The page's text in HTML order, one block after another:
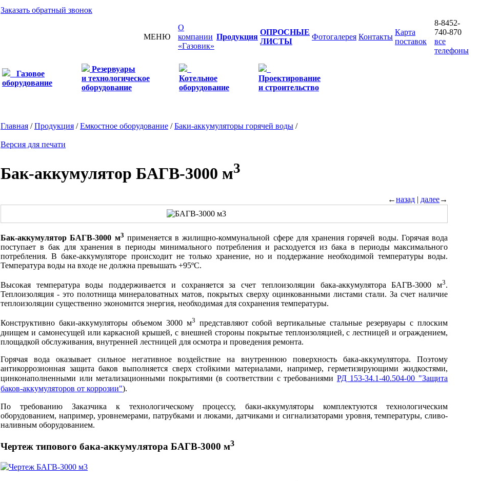
Заказать обратный звонок
МЕНЮ
О
компании
«Газовик»
Продукция
ОПРОСНЫЕ
ЛИСТЫ
Фотогалерея Контакты
Карта
поставок
8-8452-
740-870
все
телефоны
Газовое
оборудование
Резервуары
и технологическое
оборудование
Котельное
оборудование
Проектирование
и строительство
Главная /Продукция /Емкостное оборудование /Баки-аккумуляторы горячей воды /
Версия для печати
Бак-аккумулятор БАГВ-3000 м3
←назад | далее→
Бак-аккумулятор БАГВ-3000 м3 применяется в жилищно-коммунальной сфере для хранения горячей воды. Горячая вода
поступает в бак для хранения в периоды минимального потребления и расходуется из бака в периоды максимального
потребления. В баке-аккумуляторе происходит не только хранение, но и поддержание необходимой температуры воды.
Температура воды на входе не должна превышать +95ºС.
Высокая температура воды поддерживается и сохраняется за счет теплоизоляции бака-аккумулятора БАГВ-3000 м3.
Теплоизоляция - это полотнища минераловатных матов, покрытых сверху оцинкованными листами стали. За счет наличие
теплоизоляции существенно экономится энергия, необходимая для сохранения температуры.
Конструктивно баки-аккумуляторы объемом 3000 м3 представляют собой вертикальные стальные резервуары с плоским
днищем и самонесущей или каркасной крышей, с внешней стороны покрытые теплоизоляцией, с лестницей и ограждением,
площадкой обслуживания, внутренней лестницей для осмотра и проведения ремонта.
Горячая вода оказывает сильное негативное воздействие на внутреннюю поверхность бака-аккумулятора. Поэтому
антикоррозионная защита баков выполняется сверх стойкими материалами, например, герметизирующими жидкостями,
цинконаполненными или метализационными покрытиями (в соответствии с требованиями РД 153-34.1-40.504-00 "Защита
баков-аккумуляторов от коррозии").
По требованию Заказчика к технологическому процессу, баки-аккумуляторы комплектуются технологическим
оборудованием, например, уровнемерами, патрубками и люками, датчиками и сигнализаторами уровня, температуры, сливо-
наливным оборудованием.
Чертеж типового бака-аккумулятора БАГВ-3000 м3